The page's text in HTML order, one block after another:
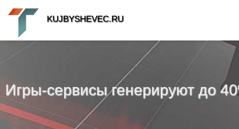
Игры-сервисы генерируют до
KUJBYSHEVEC.RU